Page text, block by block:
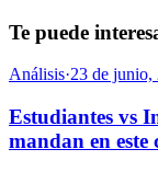
Te puede
Análisis·23 de junio,
Estudiantes vs
mandan en este